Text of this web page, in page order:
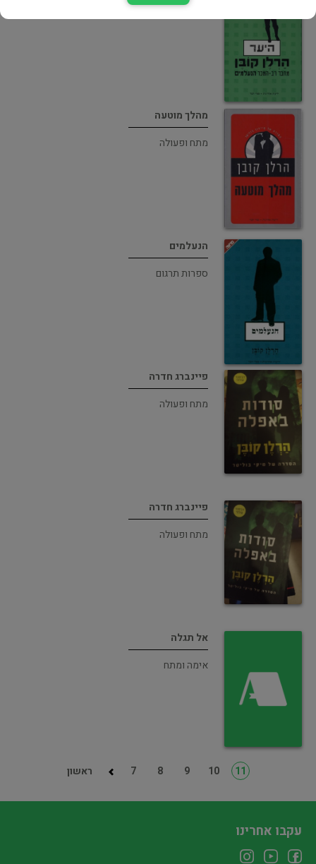
מהלך מוטעה
מתח ופעולה
הנעלמים
ספרות תרגום
פיינברג חדרה
מתח ופעולה
פיינברג חדרה
מתח ופעולה
אל תגלה
אימה ומתח
ראשון 7 8 9 10 11
עקבו אחרינו